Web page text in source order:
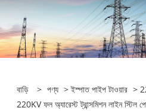
বাড়ি > পণ্য >ইস্পাত পাইপ টাওয়ার >
220KV ফল অ্যারেস্ট ট্রান্সমিশন লাইন স্টিল